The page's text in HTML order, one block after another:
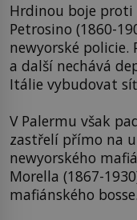
Hrdinou boje proti
Petrosino (1860-
newyorské
a další nechává
Itálie vybudovat
V Palermu však
zastřelí přímo na
newyorského
Morella (1867-
mafiánského bosse.